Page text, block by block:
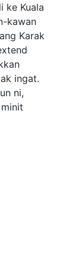
ke Kuala
kawan
Karak
ingat.
ni,